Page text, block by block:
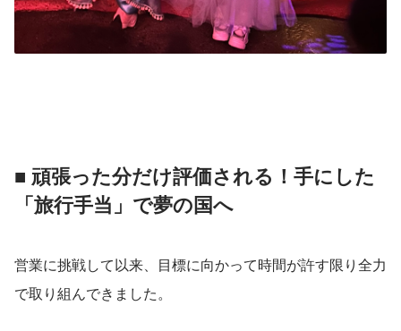
■ 頑張った分だけ評価される！手にした
「旅行手当」で夢の国へ
営業に挑戦して以来、目標に向かって時間が許す限り全力
で取り組んできました。